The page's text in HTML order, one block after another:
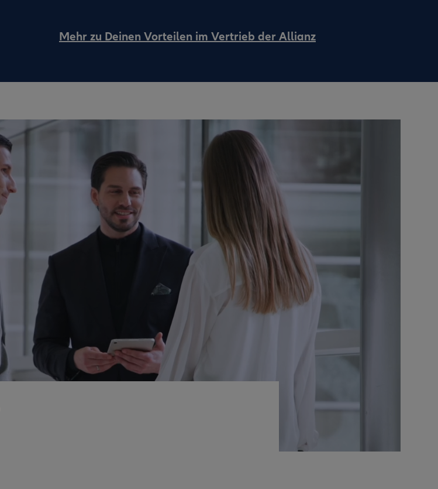
Mehr zu Deinen Vorteilen im Vertrieb der Allianz